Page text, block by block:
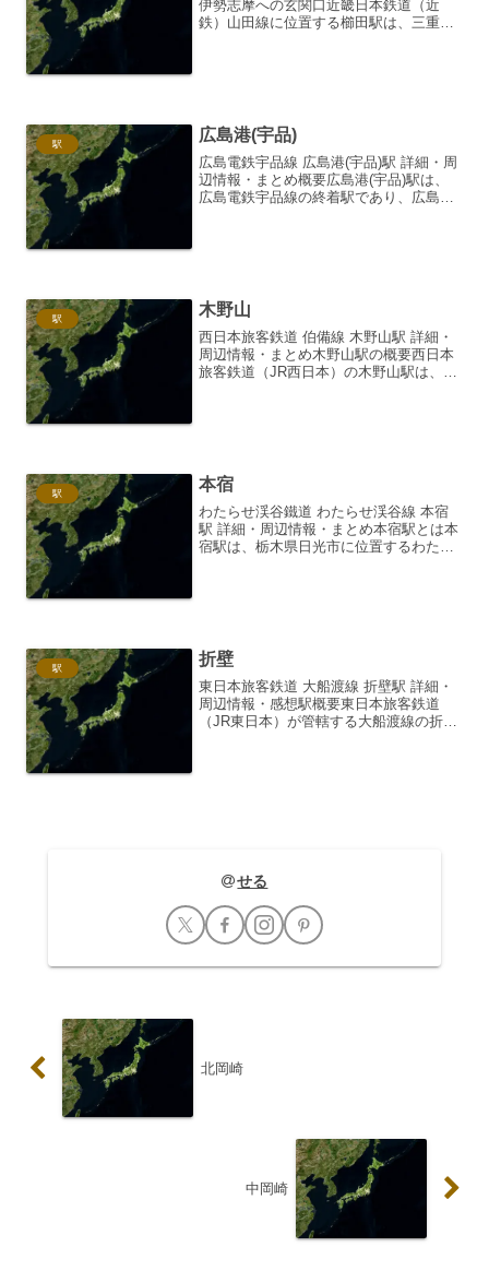
伊勢志摩への玄関口近畿日本鉄道（近
鉄）山田線に位置する櫛田駅は、三重県
駅 広島港(宇品)
広島電鉄宇品線 広島港(宇品)駅 詳細・周
辺情報・まとめ概要広島港(宇品)駅は、
広島電鉄宇品線の終着駅であり、広島市
駅 木野山
西日本旅客鉄道 伯備線 木野山駅 詳細・
周辺情報・まとめ木野山駅の概要西日本
旅客鉄道（JR西日本）の木野山駅は、岡
駅 本宿
わたらせ渓谷鐵道 わたらせ渓谷線 本宿
駅 詳細・周辺情報・まとめ本宿駅とは本
宿駅は、栃木県日光市に位置するわたら
駅 折壁
東日本旅客鉄道 大船渡線 折壁駅 詳細・
周辺情報・感想駅概要東日本旅客鉄道
（JR東日本）が管轄する大船渡線の折壁
せる
北岡崎
中岡崎